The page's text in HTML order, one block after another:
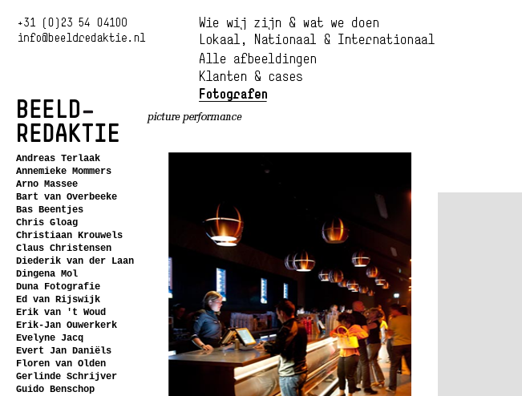
Andreas Terlaak
Annemieke Mommers
Arno Massee
Bart van Overbeeke
Bas Beentjes
Chris Gloag
Christiaan Krouwels
Claus Christensen
Diederik van der Laan
Dingena Mol
Duna Fotografie
Ed van Rijswijk
Erik van 't Woud
Erik-Jan Ouwerkerk
Evelyne Jacq
Evert Jan Daniëls
Floren van Olden
Gerlinde Schrijver
Guido Benschop